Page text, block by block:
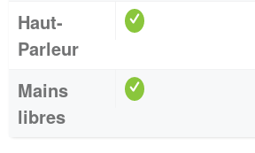
Haut-
Parleur
Mains
libres